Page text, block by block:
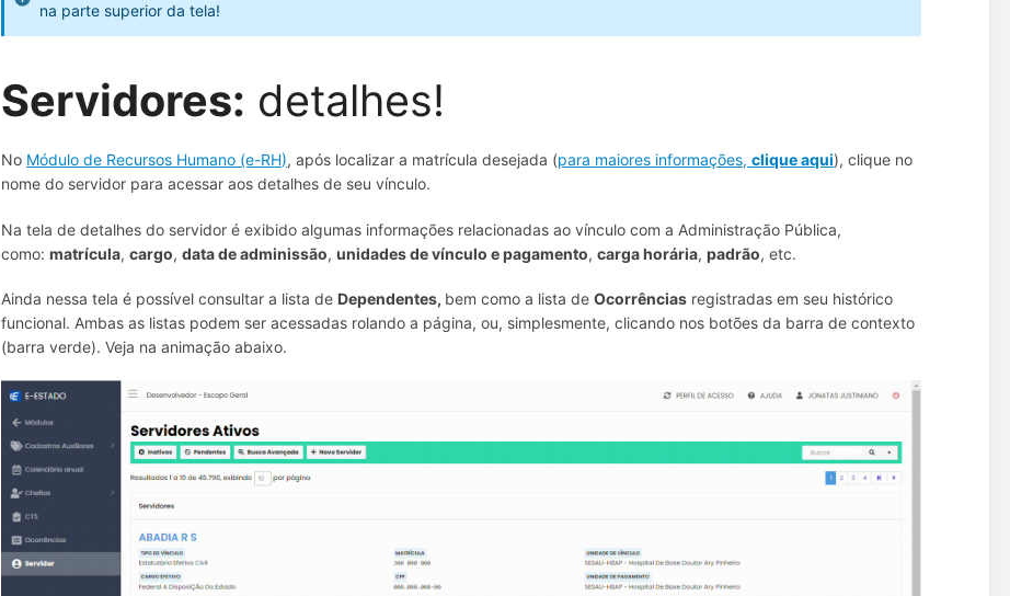
na parte superior da tela!
Servidores: detalhes!
No Módulo de Recursos Humano (e-RH), após localizar a matrícula desejada (para maiores informações,clique aqui), clique no
nome do servidor para acessar aos detalhes de seu vínculo.
Na tela de detalhes do servidor é exibido algumas informações relacionadas ao vínculo com a Administração Pública,
como:matrícula,cargo,data de adminissão,unidades de vínculo e pagamento,carga horária,padrão, etc.
Ainda nessa tela é possível consultar a lista de Dependentes, bem como a lista deOcorrências registradas em seu histórico
funcional. Ambas as listas podem ser acessadas rolando a página, ou, simplesmente, clicando nos botões da barra de contexto
(barra verde). Veja na animação abaixo.